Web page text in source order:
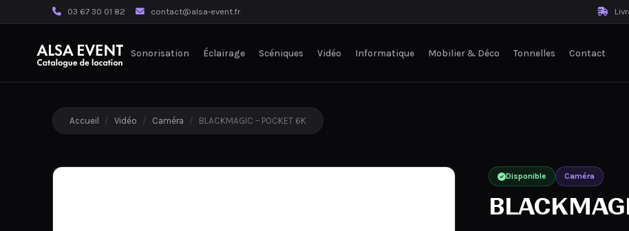
03 67 30 01 82 contact@alsa-event.fr
Sonorisation Éclairage Scéniques Vidéo Informatique Mobilier & Déco Tonnelles Contact
Accueil / Vidéo / Caméra / BLACKMAGIC – POCKET 6K
Disponible Caméra